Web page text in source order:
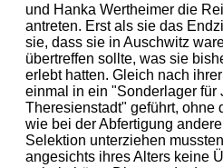
und Hanka Wertheimer die
antreten. Erst als sie das
sie, dass sie in Auschwitz
übertreffen sollte, was sie
erlebt hatten. Gleich nach
einmal in ein "Sonderlager für
Theresienstadt" geführt, ohne
wie bei der Abfertigung
Selektion unterziehen
angesichts ihres Alters keine